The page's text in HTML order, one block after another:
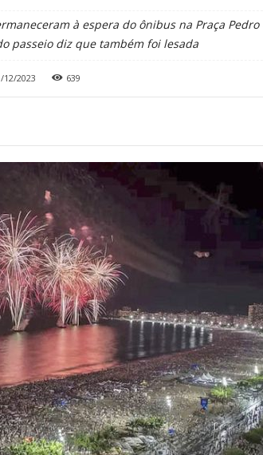
à espera do ônibus na Praça Pedro
passeio diz que também foi lesada
12/2023 639